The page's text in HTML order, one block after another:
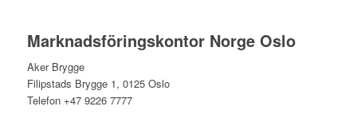
Marknadsföringskontor Norge Oslo
Aker Brygge
Filipstads Brygge 1, 0125 Oslo
Telefon +47 9226 7777